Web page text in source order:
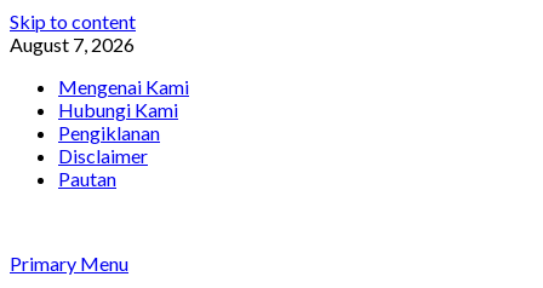
Skip to content
August 7, 2026
Mengenai Kami
Hubungi Kami
Pengiklanan
Disclaimer
Pautan
Primary Menu